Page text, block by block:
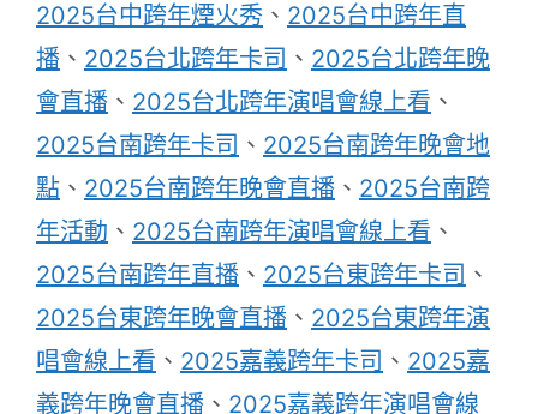
2025台中跨年煙火秀 、 2025台中跨年直
播 、 2025台北跨年卡司 、 2025台北跨年晚
會直播 、 2025台北跨年演唱會線上看 、
2025台南跨年卡司 、 2025台南跨年晚會地
點 、 2025台南跨年晚會直播 、 2025台南跨
年活動 、 2025台南跨年演唱會線上看 、
2025台南跨年直播 、 2025台東跨年卡司 、
2025台東跨年晚會直播 、 2025台東跨年演
唱會線上看 、 2025嘉義跨年卡司 、 2025嘉
義跨年晚會直播 、 2025嘉義跨年演唱會線